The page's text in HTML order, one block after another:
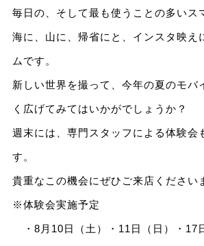
毎日の、そして最も使うことの多いス
海に、山に、帰省にと、インスタ映え
ムです。
新しい世界を撮って、今年の夏のモバ
く広げてみてはいかがでしょうか？
週末には、専門スタッフによる体験会
す。
貴重なこの機会にぜひご来店ください
※体験会実施予定
・8月10日（土）・11日（日）・17